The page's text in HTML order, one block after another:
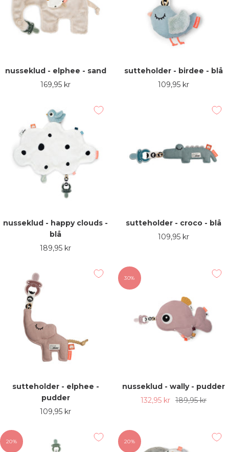
nusseklud - elphee - sand
Udsalgspris
169,95 kr
sutteholder - birdee - blå
Udsalgspris
109,95 kr
nusseklud - happy clouds -
blå
Udsalgspris
189,95 kr
sutteholder - croco - blå
Udsalgspris
109,95 kr
sutteholder - elphee -
pudder
Udsalgspris
109,95 kr
30%
nusseklud - wally - pudder
Udsalgspris
132,95 kr Almindelig
189,95 kr
20% 20%